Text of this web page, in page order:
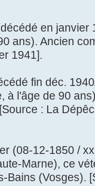
en janvier
ans). Ancien
1941].
fin déc.
à l'âge de 90
: La
(08-12-1850 /
Marne), ce
Bains (Vosges).